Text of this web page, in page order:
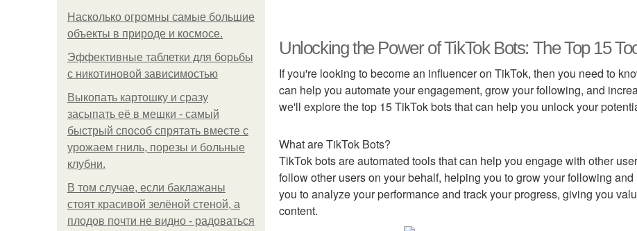
Насколько огромны самые большие
объекты в природе и космосе.
Эффективные таблетки для борьбы
с никотиновой зависимостью
Выкопать картошку и сразу
засыпать её в мешки - самый
быстрый способ спрятать вместе с
урожаем гниль, порезы и больные
клубни.
В том случае, если баклажаны
стоят красивой зелёной стеной, а
плодов почти не видно - радоваться
Unlocking the Power of TikTok Bots: The Top 15
If you're looking to become an influencer on TikTok, then you need to
can help you automate your engagement, grow your following, and
we'll explore the top 15 TikTok bots that can help you unlock your
What are TikTok Bots?
TikTok bots are automated tools that can help you engage with other
follow other users on your behalf, helping you to grow your following
you to analyze your performance and track your progress, giving you
content.